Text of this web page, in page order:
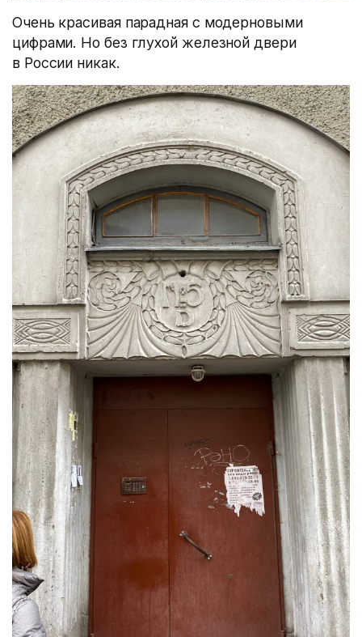
Очень красивая парадная с модерновыми
цифрами. Но без глухой железной двери
в России никак.